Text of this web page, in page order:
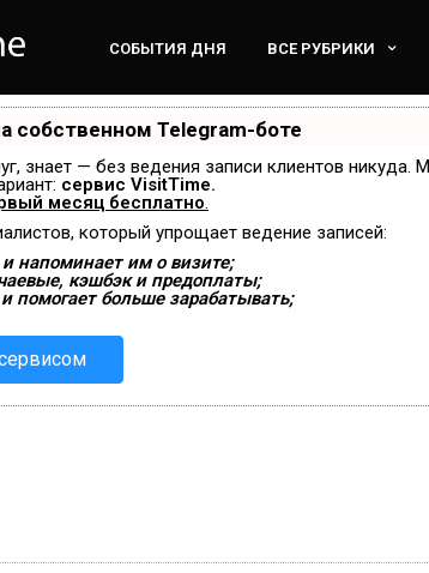
СОБЫТИЯ ДНЯ ВСЕ РУБРИКИ
собственном Telegram-боте
знает — без ведения записи клиентов
сервис VisitTime.
месяц бесплатно.
который упрощает ведение записей:
напоминает им о визите;
кэшбэк и предоплаты;
помогает больше зарабатывать;